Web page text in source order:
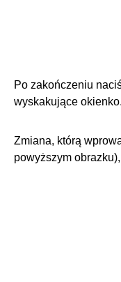
Po zakończeniu
wyskakujące okienko.
Zmiana, którą
powyższym